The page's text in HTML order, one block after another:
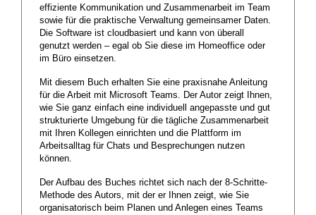
effiziente Kommunikation und Zusammenarbeit im Team
sowie für die praktische Verwaltung gemeinsamer Daten.
Die Software ist cloudbasiert und kann von überall
genutzt werden – egal ob Sie diese im Homeoffice oder
im Büro einsetzen.
Mit diesem Buch erhalten Sie eine praxisnahe Anleitung
für die Arbeit mit Microsoft Teams. Der Autor zeigt Ihnen,
wie Sie ganz einfach eine individuell angepasste und gut
strukturierte Umgebung für die tägliche Zusammenarbeit
mit Ihren Kollegen einrichten und die Plattform im
Arbeitsalltag für Chats und Besprechungen nutzen
können.
Der Aufbau des Buches richtet sich nach der 8-Schritte-
Methode des Autors, mit der er Ihnen zeigt, wie Sie
organisatorisch beim Planen und Anlegen eines Teams